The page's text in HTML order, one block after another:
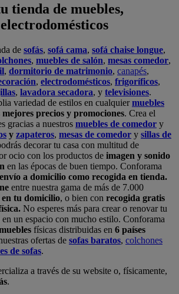
tienda de muebles,
de sofás, sofá cama, sofá chaise longue,
, muebles de salón, mesas comedor,
, dormitorio de matrimonio, canapés,
, electrodomésticos, frigoríficos,
, lavadora secadora, y televisiones.
variedad de estilos en cualquiermuebles
mejores precios y promociones. Crea el
gracias a nuestros muebles de comedor y
y zapateros, mesas de comedor y sillas de
decorar tu casa con multitud de
ocio con los productos de imagen y sonido
en las épocas de buen tiempo. Conforama
a domicilio como recogida en tienda.
entre nuestra gama de más de 7.000
tu domicilio, o bien con recogida gratis
No esperes más para crear o renovar tu
un espacio con mucho estilo. Conforama
físicas distribuidas en 6 países
ofertas de sofas baratos, colchones
de sofas.
a través de su website o, físicamente,
.